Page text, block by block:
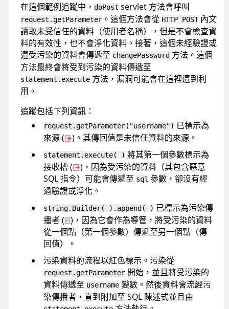
在這個範例追蹤中， doPost servlet 方法會呼叫
request.getParameter 。這個方法會從 HTTP POST內文
讀取未受信任的資料（使用者名稱），但是不會檢查資
料的有效性，也不會淨化資料。接著，這個未經驗證或
遭受污染的資料會傳遞至 changePassword 方法。這個
方法最終會將受到污染的資料傳遞至
statement.execute 方法，漏洞可能會在這裡遭到利
用。
追蹤包括下列資訊：
request.getParameter("username") 已標示為
來源 (
)。其傳回值是未信任資料的來源。
statement.execute( ) 將其第一個參數標示為
接收槽 (
)，因為受污染的資料（其包含惡意
SQL 指令）可能會傳遞至 sql 參數，卻沒有經
過驗證或淨化。
string.Builder( ).append( ) 已標示為污染傳
播者 ( )，因為它會作為導管，將受污染的資料
從一個點（第一個參數）傳遞至另一個點（傳
回值）。
污染資料的流程以紅色標示。污染從
request.getParameter 開始，並且將受污染的
資料傳遞至 username 變數。然後資料會流經污
染傳播者，直到附加至 SQL 陳述式並且由